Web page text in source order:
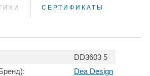
СЕРТИФИКАТЫ
DD3603 5
Dea Design